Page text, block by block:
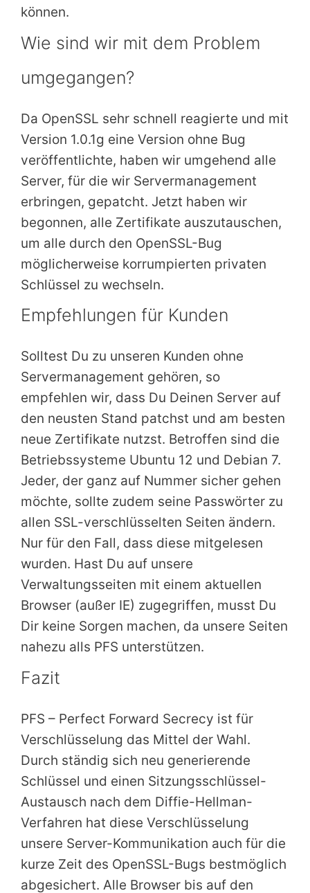
können.
Wie sind wir mit dem Problem
umgegangen?
Da OpenSSL sehr schnell reagierte und mit
Version 1.0.1g eine Version ohne Bug
veröffentlichte, haben wir umgehend alle
Server, für die wir Servermanagement
erbringen, gepatcht. Jetzt haben wir
begonnen, alle Zertifikate auszutauschen,
um alle durch den OpenSSL-Bug
möglicherweise korrumpierten privaten
Schlüssel zu wechseln.
Empfehlungen für Kunden
Solltest Du zu unseren Kunden ohne
Servermanagement gehören, so
empfehlen wir, dass Du Deinen Server auf
den neusten Stand patchst und am besten
neue Zertifikate nutzst. Betroffen sind die
Betriebssysteme Ubuntu 12 und Debian 7.
Jeder, der ganz auf Nummer sicher gehen
möchte, sollte zudem seine Passwörter zu
allen SSL-verschlüsselten Seiten ändern.
Nur für den Fall, dass diese mitgelesen
wurden. Hast Du auf unsere
Verwaltungsseiten mit einem aktuellen
Browser (außer IE) zugegriffen, musst Du
Dir keine Sorgen machen, da unsere Seiten
nahezu alls PFS unterstützen.
Fazit
PFS – Perfect Forward Secrecy ist für
Verschlüsselung das Mittel der Wahl.
Durch ständig sich neu generierende
Schlüssel und einen Sitzungsschlüssel-
Austausch nach dem Diffie-Hellman-
Verfahren hat diese Verschlüsselung
unsere Server-Kommunikation auch für die
kurze Zeit des OpenSSL-Bugs bestmöglich
abgesichert. Alle Browser bis auf den